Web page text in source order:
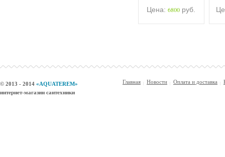
Цена: 6800 руб.
© 2013 - 2014 «AQUATEREM»
интернет-магазин сантехники
Главная Новости Оплата и доставка